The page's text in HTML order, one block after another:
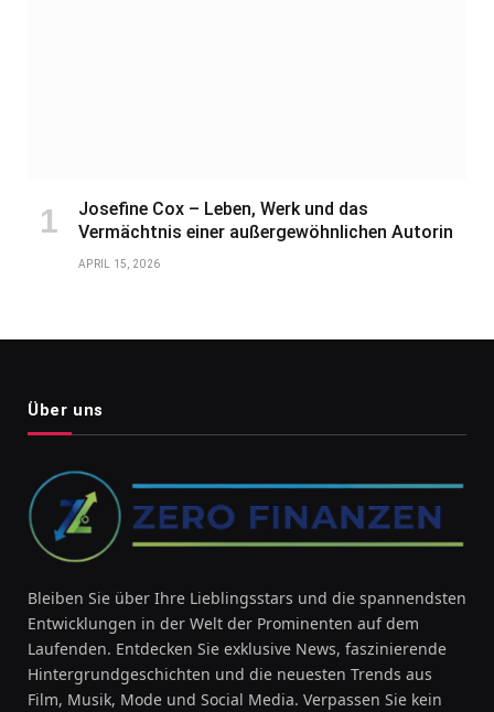
Josefine Cox – Leben, Werk und das
Vermächtnis einer außergewöhnlichen Autorin
APRIL 15, 2026
Über uns
Bleiben Sie über Ihre Lieblingsstars und die spannendsten
Entwicklungen in der Welt der Prominenten auf dem
Laufenden. Entdecken Sie exklusive News, faszinierende
Hintergrundgeschichten und die neuesten Trends aus
Film, Musik, Mode und Social Media. Verpassen Sie kein